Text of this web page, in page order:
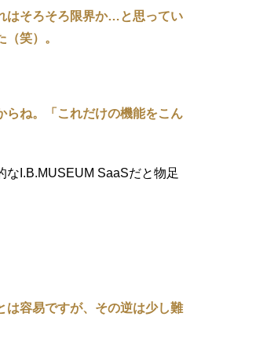
はそろそろ限界か…と思ってい
笑）。
らね。「これだけの機能をこん
I.B.MUSEUM SaaSだと物足
は容易ですが、その逆は少し難